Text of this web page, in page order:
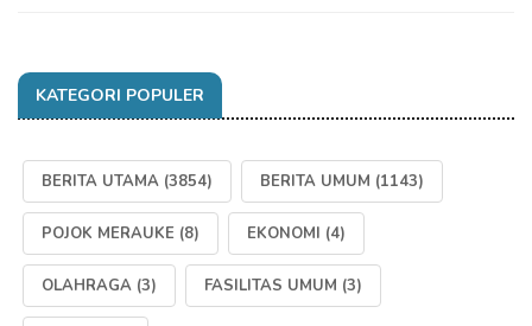
KATEGORI POPULER
BERITA UTAMA (3854) BERITA UMUM (1143)
POJOK MERAUKE (8) EKONOMI (4)
OLAHRAGA (3) FASILITAS UMUM (3)